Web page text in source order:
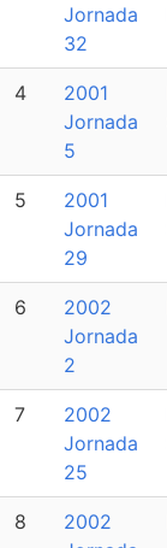
Jornada
32
4
2001
Jornada
5
5
2001
Jornada
29
6
2002
Jornada
2
7
2002
Jornada
25
8
2002